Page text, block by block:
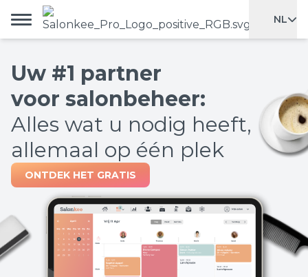
NL
Uw #1 partner
voor salonbeheer:
Alles wat u nodig heeft,
allemaal op één plek
ONTDEK HET GRATIS